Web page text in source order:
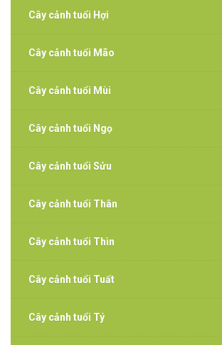
Cây cảnh tuổi Hợi
Cây cảnh tuổi Mão
Cây cảnh tuổi Mùi
Cây cảnh tuổi Ngọ
Cây cảnh tuổi Sửu
Cây cảnh tuổi Thân
Cây cảnh tuổi Thìn
Cây cảnh tuổi Tuất
Cây cảnh tuổi Tý